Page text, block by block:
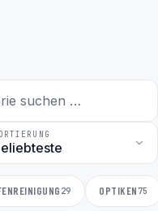
29 OPTIKEN75